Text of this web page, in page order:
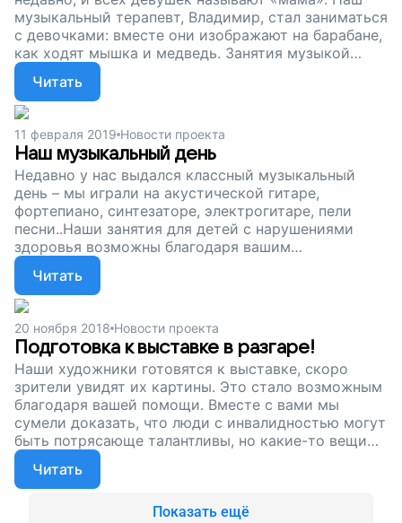
музыкальный терапевт, Владимир, стал заниматься
с девочками: вместе они изображают на барабане,
как ходят мышка и медведь. Занятия музыкой
помогают обеим девочкам социализироваться,
проработать эмоции и переживания. Спасибо, что
не оставляете наших подопечных наедине с бедой.
Сейчас мы собираем деньги, чтобы занятия
творчеством в детских домах продолжались.
Поддержите наш проект!
Читать
11 февраля 2019 Новости проекта
Наш музыкальный день
Недавно у нас выдался классный музыкальный
день – мы играли на акустической гитаре,
фортепиано, синтезаторе, электрогитаре, пели
песни..Наши занятия для детей с нарушениями
здоровья возможны благодаря вашим
пожертвованиям. Сейчас мы продолжаем
собирать деньги. Помогите детям открывать для
себя музыку, творчество и целый мир, поддержите
наш проект!
Читать
20 ноября 2018 Новости проекта
Подготовка к выставке в разгаре!
Наши художники готовятся к выставке, скоро
зрители увидят их картины. Это стало возможным
благодаря вашей помощи. Вместе с вами мы
сумели доказать, что люди с инвалидностью могут
быть потрясающе талантливы, но какие-то вещи
им при этом недоступны. Как и всем нам. Сейчас
мы собираем деньги, чтобы наша арт-студия для
взрослых с нарушениями здоровья продолжала
работать. Помогите нашим художникам писать,
Читать
Показать ещё